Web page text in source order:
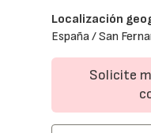
Localización
España / San
Solicite